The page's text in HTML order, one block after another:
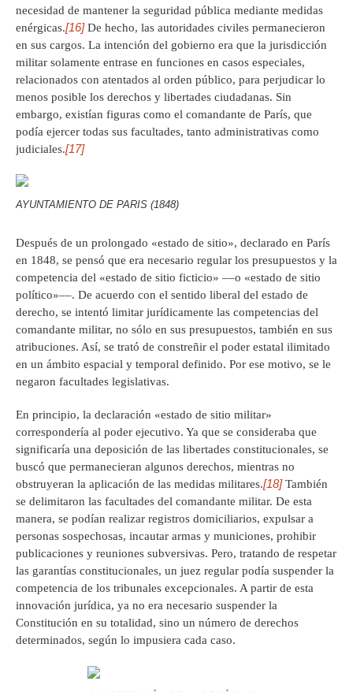
necesidad de mantener la seguridad pública mediante medidas
enérgicas.[16]De hecho, las autoridades civiles permanecieron
en sus cargos. La intención del gobierno era que la jurisdicción
militar solamente entrase en funciones en casos especiales,
relacionados con atentados al orden público, para perjudicar lo
menos posible los derechos y libertades ciudadanas. Sin
embargo, existían figuras como el comandante de París, que
podía ejercer todas sus facultades, tanto administrativas como
judiciales.[17]
AYUNTAMIENTO DE PARIS (1848)
Después de un prolongado «estado de sitio», declarado en París
en 1848, se pensó que era necesario regular los presupuestos y la
competencia del «estado de sitio ficticio» ––o «estado de sitio
político»––. De acuerdo con el sentido liberal del estado de
derecho, se intentó limitar jurídicamente las competencias del
comandante militar, no sólo en sus presupuestos, también en sus
atribuciones. Así, se trató de constreñir el poder estatal ilimitado
en un ámbito espacial y temporal definido. Por ese motivo, se le
negaron facultades legislativas.
En principio, la declaración «estado de sitio militar»
correspondería al poder ejecutivo. Ya que se consideraba que
significaría una deposición de las libertades constitucionales, se
buscó que permanecieran algunos derechos, mientras no
obstruyeran la aplicación de las medidas militares.[18]También
se delimitaron las facultades del comandante militar. De esta
manera, se podían realizar registros domiciliarios, expulsar a
personas sospechosas, incautar armas y municiones, prohibir
publicaciones y reuniones subversivas. Pero, tratando de respetar
las garantías constitucionales, un juez regular podía suspender la
competencia de los tribunales excepcionales. A partir de esta
innovación jurídica, ya no era necesario suspender la
Constitución en su totalidad, sino un número de derechos
determinados, según lo impusiera cada caso.